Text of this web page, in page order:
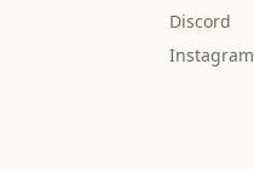
Discord
Instagram